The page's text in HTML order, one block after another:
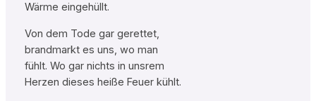
Wärme eingehüllt.
Von dem Tode gar gerettet,
brandmarkt es uns, wo man
fühlt. Wo gar nichts in unsrem
Herzen dieses heiße Feuer kühlt.